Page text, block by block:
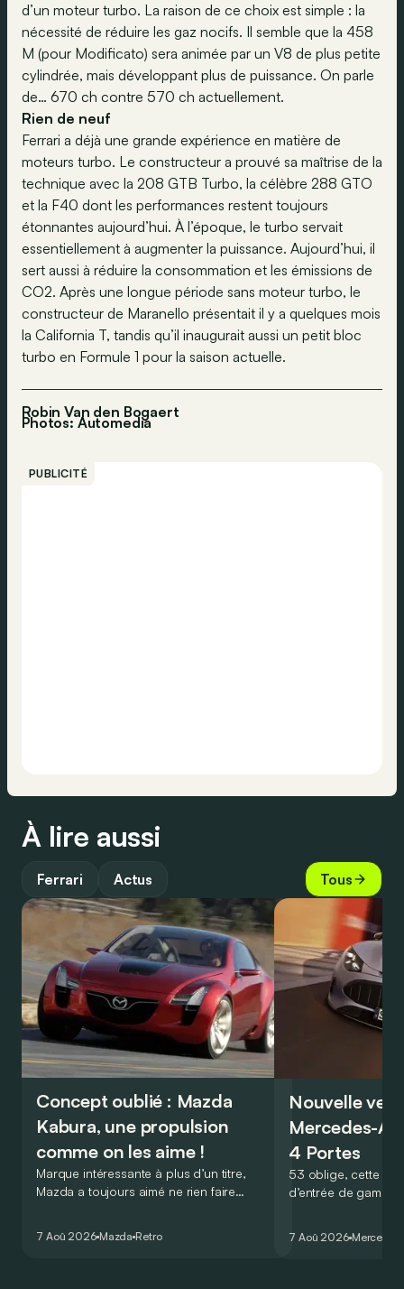
d’un moteur turbo. La raison de ce choix est simple : la
nécessité de réduire les gaz nocifs. Il semble que la 458
M (pour Modificato) sera animée par un V8 de plus petite
cylindrée, mais développant plus de puissance. On parle
de… 670 ch contre 570 ch actuellement.
Rien de neuf
Ferrari a déjà une grande expérience en matière de
moteurs turbo. Le constructeur a prouvé sa maîtrise de la
technique avec la 208 GTB Turbo, la célèbre 288 GTO
et la F40 dont les performances restent toujours
étonnantes aujourd’hui. À l’époque, le turbo servait
essentiellement à augmenter la puissance. Aujourd’hui, il
sert aussi à réduire la consommation et les émissions de
CO2. Après une longue période sans moteur turbo, le
constructeur de Maranello présentait il y a quelques mois
la California T, tandis qu’il inaugurait aussi un petit bloc
turbo en Formule 1 pour la saison actuelle.
Robin Van den Bogaert
Photos: Automedia
PUBLICITÉ
À lire aussi
Ferrari Actus Tous
Concept oublié : Mazda
Kabura, une propulsion
comme on les aime !
Marque intéressante à plus d’un titre,
Mazda a toujours aimé ne rien faire
de la plus belle des manières…
7 Aoû 2026 Mazda Retro
Nouvelle
Mercedes-
4 Portes
53 oblige, cette
d’entrée de
moins…
7 Aoû 2026 Mercedes